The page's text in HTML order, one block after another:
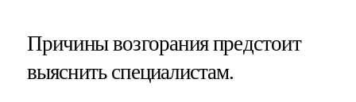
Причины возгорания предстоит
выяснить специалистам.